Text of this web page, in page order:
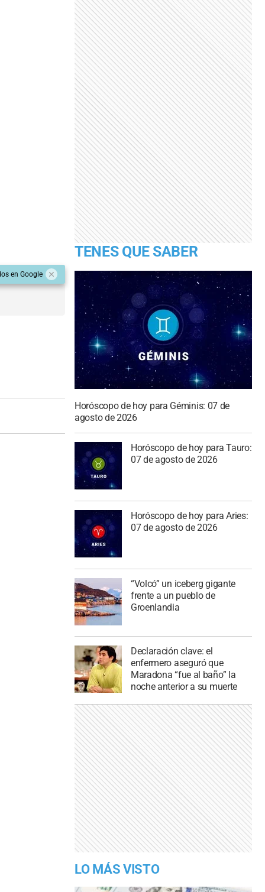
en Google
TENES QUE SABER
Horóscopo de hoy para Géminis: 07 de
agosto de 2026
Horóscopo de hoy para Tauro:
07 de agosto de 2026
Horóscopo de hoy para Aries:
07 de agosto de 2026
“Volcó” un iceberg gigante
frente a un pueblo de
Groenlandia
Declaración clave: el
enfermero aseguró que
Maradona “fue al baño” la
noche anterior a su muerte
LO MÁS VISTO